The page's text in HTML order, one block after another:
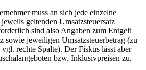
muss an sich jede einzelne
geltenden Umsatzsteuersatz
sind also Angaben zum Entgelt
sowie jeweiligen Umsatzsteuerbetrag (zu
rechte Spalte). Der Fiskus lässt aber
bzw. Inklusivpreisen zu.